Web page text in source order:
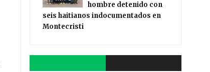
hombre detenido con
seis haitianos indocumentados en
Montecristi